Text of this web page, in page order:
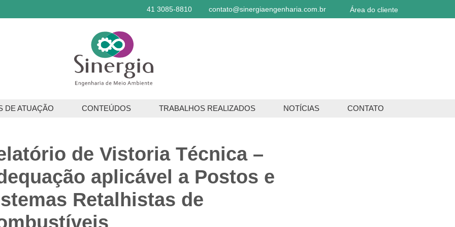
41 3085-8810 contato@sinergiaengenharia.com.br Área do cliente
DE ATUAÇÃO
Florestais
CONTEÚDOS TRABALHOS REALIZADOS NOTÍCIAS CONTATO
de Vistoria Técnica –
aplicável a Postos e
Retalhistas de